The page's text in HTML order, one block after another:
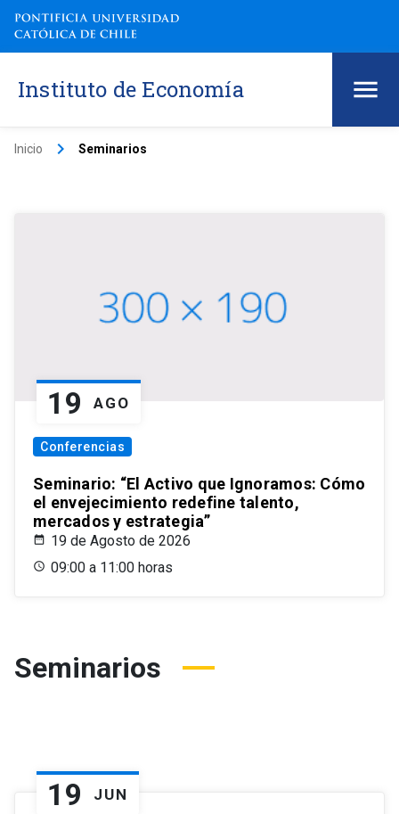
Instituto de Economía
Inicio keyboard_arrow_right Seminarios
19 AGO
Conferencias
Seminario: “El Activo que Ignoramos: Cómo
el envejecimiento redefine talento,
mercados y estrategia”
19 de Agosto de 2026
09:00 a 11:00 horas
Seminarios
19 JUN